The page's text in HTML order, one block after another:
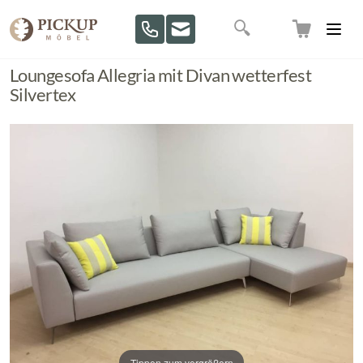
Suche
Loungesofa Allegria mit Divan wetterfest
Silvertex